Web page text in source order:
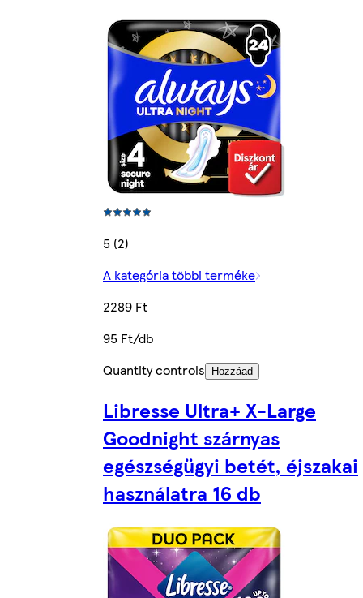
5 (2)
A kategória többi terméke
2289 Ft
95 Ft/db
Quantity controls
Hozzáad
Libresse Ultra+ X-Large
Goodnight szárnyas
egészségügyi betét, éjszakai
használatra 16 db